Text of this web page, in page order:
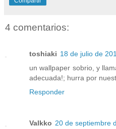
4 comentarios:
toshiaki 18 de julio de
un wallpaper sobrio, y
adecuada!; hurra por
Responder
Valkko 20 de septiembre